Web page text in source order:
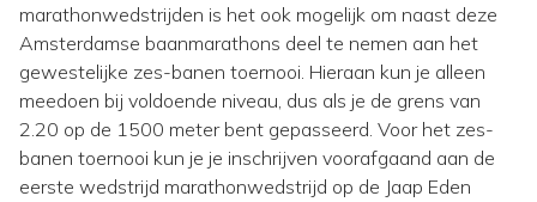
marathonwedstrijden is het ook mogelijk om naast deze
Amsterdamse baanmarathons deel te nemen aan het
gewestelijke zes-banen toernooi. Hieraan kun je alleen
meedoen bij voldoende niveau, dus als je de grens van
2.20 op de 1500 meter bent gepasseerd. Voor het zes-
banen toernooi kun je je inschrijven voorafgaand aan de
eerste wedstrijd marathonwedstrijd op de Jaap Eden